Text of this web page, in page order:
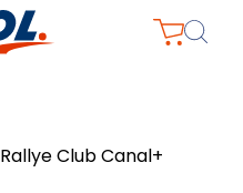
Rallye Club Canal+